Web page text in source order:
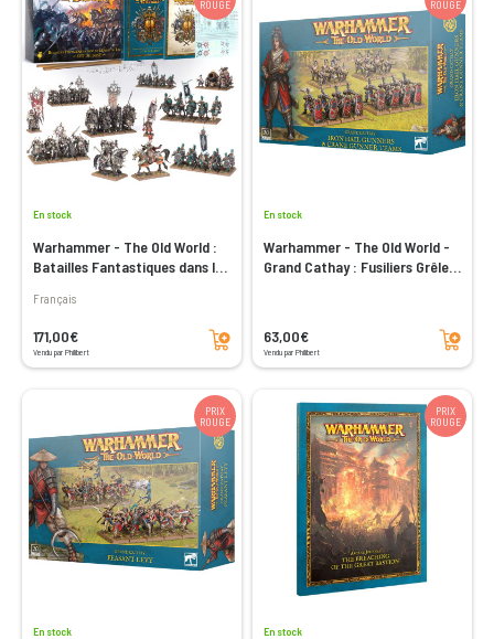
ROUGE
En stock
Warhammer - The Old World :
Batailles Fantastiques dans le
Base
Français
171,00€
Vendu par Philibert
Ajouter au panier
ROUGE
En stock
Warhammer - The Old World -
Grand Cathay : Fusiliers Grêle
63,00€
Vendu par Philibert
Ajouter au panier
PRIX
ROUGE
En stock
PRIX
ROUGE
En stock